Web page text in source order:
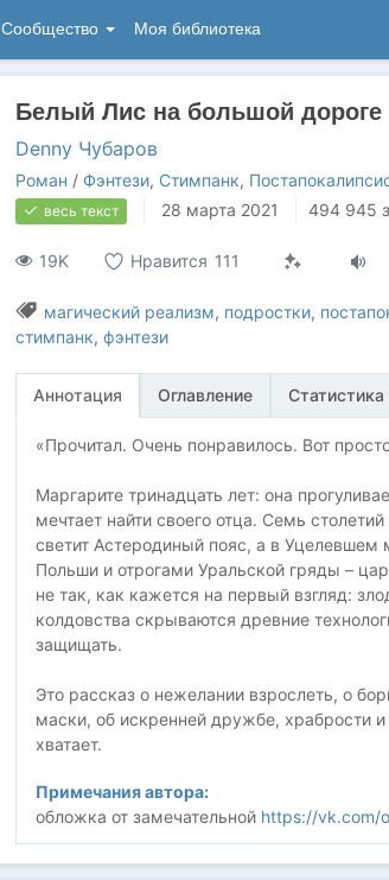
Сообщество Моя библиотека
Белый Лис на большой дороге
Denny Чубаров
Роман / Фэнтези, Стимпанк,
весь текст 28 марта 2021 494 945
19K Нравится 111
магический реализм, подростки,
стимпанк, фэнтези
Аннотация Оглавление Статистика
«Прочитал. Очень понравилось. Вот
Маргарите тринадцать лет: она
мечтает найти своего отца. Семь
светит Астеродиный пояс, а в
Польши и отрогами Уральской гряды –
не так, как кажется на первый взгляд:
колдовства скрываются древние
защищать.
Это рассказ о нежелании взрослеть, о
маски, об искренней дружбе, храбрости
хватает.
Примечания автора:
обложка от замечательной https://vk.com/